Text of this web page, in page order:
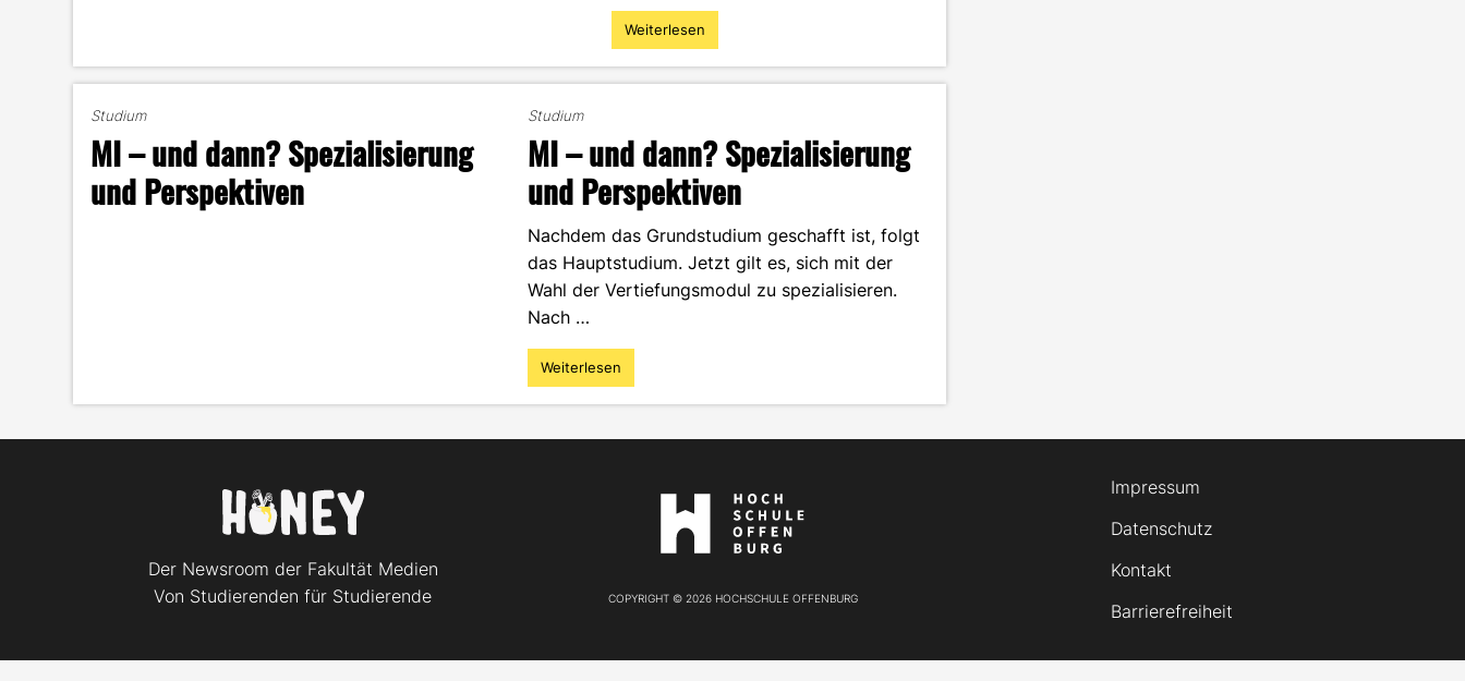
"Trainee
–
klassischen
Berufseinstieg"
Weiterlesen
Studium
MI – und dann? Spezialisierung
und Perspektiven
Studium
MI – und dann? Spezialisierung
und Perspektiven
Nachdem das Grundstudium geschafft ist, folgt
das Hauptstudium. Jetzt gilt es, sich mit der
Wahl der Vertiefungsmodul zu spezialisieren.
Nach …
"MI
–
dann?
Weiterlesen
Der Newsroom der Fakultät Medien
Von Studierenden für Studierende
Impressum
Datenschutz
Kontakt
Barrierefreiheit
Hier
geht's
zur
COPYRIGHT © 2026 HOCHSCHULE OFFENBURG